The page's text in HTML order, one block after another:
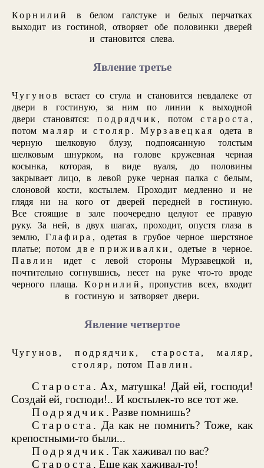
Корнилий
в белом галстуке и белых перчатках
выходит из гостиной, отворяет обе половинки дверей
и становится слева.
Явление третье
Чугунов
встает со стула и становится невдалеке от
двери в гостиную, за ним по линии к выходной
двери становятся: подрядчик , потомстароста ,
потоммаляр истоляр . Мурзавецкая
одета в
черную шелковую блузу, подпоясанную толстым
шелковым шнурком, на голове кружевная черная
косынка, которая, в виде вуаля, до половины
закрывает лицо, в левой руке черная палка с белым,
слоновой кости, костылем. Проходит медленно и не
глядя ни на кого от дверей передней в гостиную.
Все стоящие в зале поочередно целуют ее правую
руку. За ней, в двух шагах, проходит, опустя глаза в
землю, Глафира , одетая в грубое черное шерстяное
платье; потомдве приживалки , одетые в черное.
Павлин
идет с левой стороны Мурзавецкой и,
почтительно согнувшись, несет на руке что-то вроде
черного плаща. Корнилий , пропустив всех, входит
в гостиную и затворяет двери.
Явление четвертое
Чугунов ,подрядчик , староста ,маляр ,
столяр , потом Павлин .
Староста . Ах, матушка! Дай ей, господи!
Создай ей, господи!.. И костылек-то все тот же.
Подрядчик. Разве помнишь?
Староста . Да как не помнить? Тоже, как
крепостными-то были...
Подрядчик. Так хаживал по вас?
Староста . Еще как хаживал-то!